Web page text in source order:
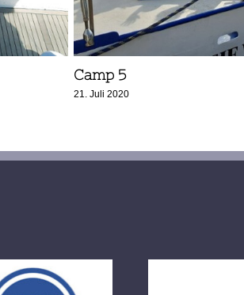
Camp 5
21. Juli 2020